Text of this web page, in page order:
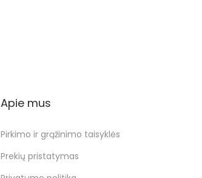
Apie mus
Pirkimo ir grąžinimo taisyklės
Prekių pristatymas